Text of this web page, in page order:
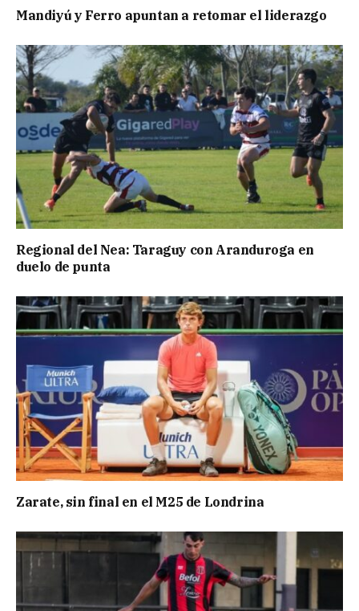
Mandiyú y Ferro apuntan a retomar el liderazgo
Regional del Nea: Taraguy con Aranduroga en
duelo de punta
Zarate, sin final en el M25 de Londrina